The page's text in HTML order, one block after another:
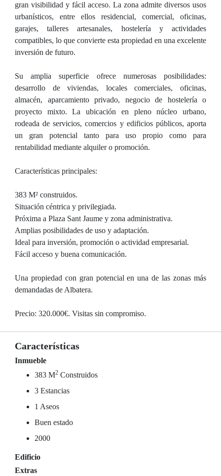
gran visibilidad y fácil acceso. La zona admite diversos usos
urbanísticos, entre ellos residencial, comercial, oficinas,
garajes, talleres artesanales, hostelería y actividades
compatibles, lo que convierte esta propiedad en una excelente
inversión de futuro.
Su amplia superficie ofrece numerosas posibilidades:
desarrollo de viviendas, locales comerciales, oficinas,
almacén, aparcamiento privado, negocio de hostelería o
proyecto mixto. La ubicación en pleno núcleo urbano,
rodeada de servicios, comercios y edificios públicos, aporta
un gran potencial tanto para uso propio como para
rentabilidad mediante alquiler o promoción.
Características principales:
383 M² construidos.
Situación céntrica y privilegiada.
Próxima a Plaza Sant Jaume y zona administrativa.
Amplias posibilidades de uso y adaptación.
Ideal para inversión, promoción o actividad empresarial.
Fácil acceso y buena comunicación.
Una propiedad con gran potencial en una de las zonas más
demandadas de Albatera.
Precio: 320.000€. Visitas sin compromiso.
Características
Inmueble
383 M2 Construidos
3 Estancias
1 Aseos
Buen estado
2000
Edificio
Extras